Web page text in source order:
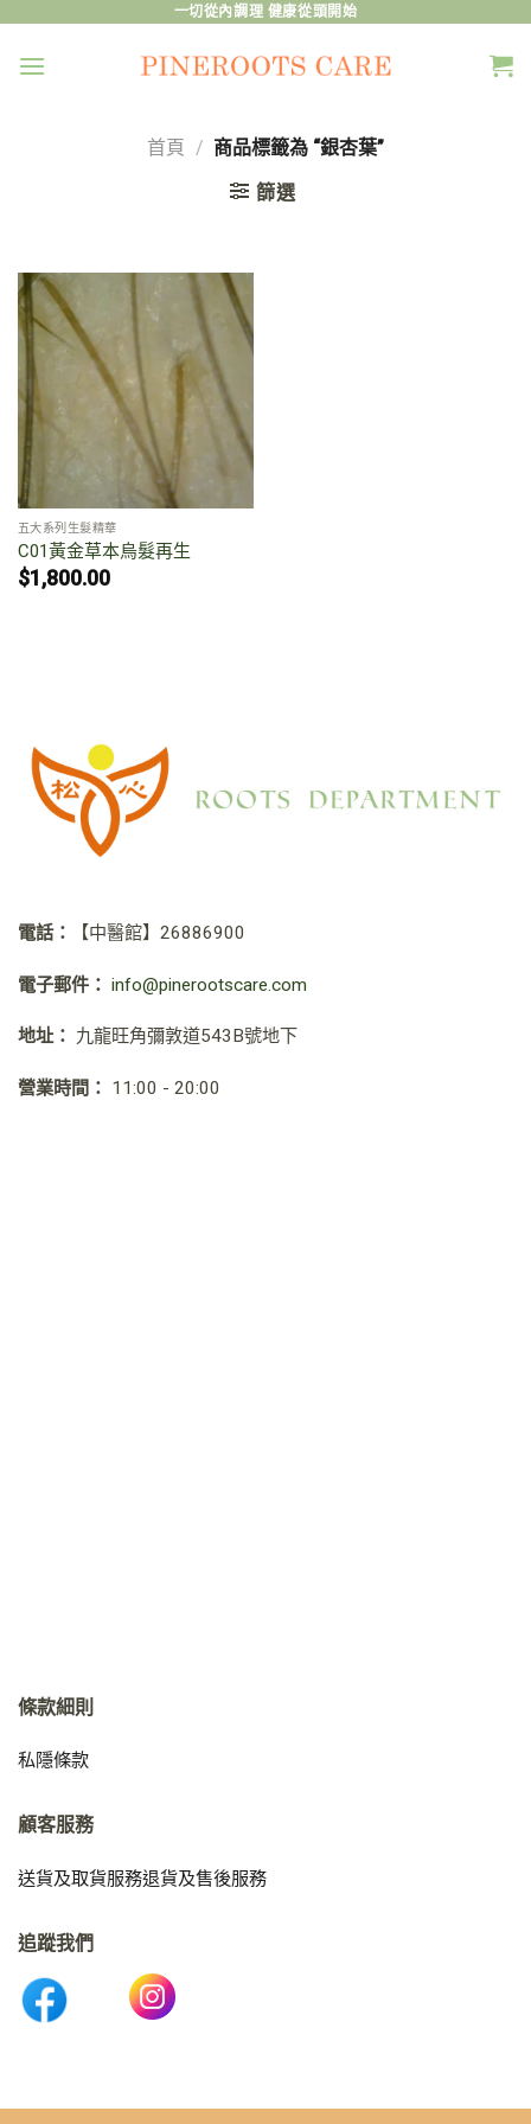
content
一切從內調理 健康從頭開始
首頁 / 商品標籤為 “銀杏葉”
篩選
五大系列生髮精華
C01黃金草本烏髮再生
$1,800.00
電話： 【中醫館】 26886900
電子郵件： info@pinerootscare.com
地址： 九龍旺角彌敦道543B號地下
營業時間： 11:00 - 20:00
條款細則
私隱條款
顧客服務
送貨及取貨服務退貨及售後服務
追蹤我們